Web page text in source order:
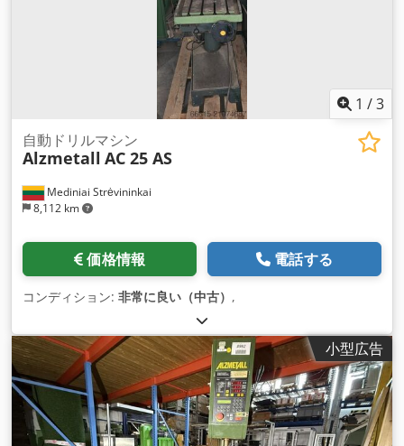
1 /3
Mediniai Strėvininkai
8,112 km
自動ドリルマシン
Alzmetall AC 25 AS
価格情報 電話する
コンディション: 非常に良い（中古） ,
小型広告